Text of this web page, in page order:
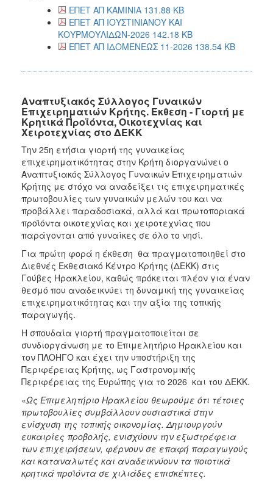
ΕΠΕΤ ΑΠ ΚΑΜΙΝΙΑ 131.88 KB
ΕΠΕΤ ΑΠ ΙΟΥΣΤΙΝΙΑΝΟΥ ΚΑΙ
ΚΟΥΡΜΟΥΛΙΔΩΝ-2026 142.18 KB
ΕΠΕΤ ΑΠ ΙΔΟΜΕΝΕΩΣ 11-2026 138.54 KB
Αναπτυξιακός Σύλλογος Γυναικών
Επιχειρηματιών Κρήτης. Έκθεση - Γιορτή με
Κρητικά Προϊόντα, Οικοτεχνίας και
Χειροτεχνίας στο ΔΕΚΚ
Την 25η ετήσια γιορτή της γυναικείας
επιχειρηματικότητας στην Κρήτη διοργανώνει ο
Αναπτυξιακός Σύλλογος Γυναικών Επιχειρηματιών
Κρήτης με στόχο να αναδείξει τις επιχειρηματικές
πρωτοβουλίες των γυναικών μελών του και να
προβάλλει παραδοσιακά, αλλά και πρωτοποριακά
προϊόντα οικοτεχνίας και χειροτεχνίας που
παράγονται από γυναίκες σε όλο το νησί.
Για πρώτη φορά η έκθεση θα πραγματοποιηθεί στο
Διεθνές Εκθεσιακό Κέντρο Κρήτης (ΔΕΚΚ) στις
Γούβες Ηρακλείου, καθώς πρόκειται πλέον για έναν
θεσμό που αναδεικνύει τη δυναμική της γυναικείας
επιχειρηματικότητας και την αξία της τοπικής
παραγωγής.
Η σπουδαία γιορτή πραγματοποιείται σε
συνδιοργάνωση με το Επιμελητήριο Ηρακλείου και
τον ΠΛΟΗΓΟ και έχει την υποστήριξη της
Περιφέρειας Κρήτης, ως Γαστρονομικής
Περιφέρειας της Ευρώπης για το 2026 και του ΔΕΚΚ.
«Ως Επιμελητήριο Ηρακλείου θεωρούμε ότι τέτοιες
πρωτοβουλίες συμβάλλουν ουσιαστικά στην
ενίσχυση της τοπικής οικονομίας. Δημιουργούν
ευκαιρίες προβολής, ενισχύουν την εξωστρέφεια
των επιχειρήσεων, φέρνουν σε επαφή παραγωγούς
και καταναλωτές και αναδεικνύουν τα ποιοτικά
κρητικά προϊόντα σε χιλιάδες επισκέπτες.